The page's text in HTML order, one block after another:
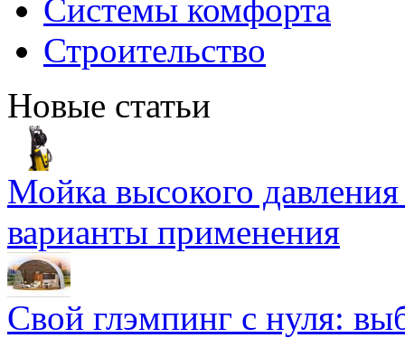
Системы комфорта
Строительство
Новые статьи
Мойка высокого
варианты применения
Свой глэмпинг с нуля: